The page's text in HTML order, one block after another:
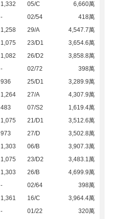
1,332 05/C
6,660萬
- 02/54
418萬
1,258 29/A
4,547.7萬
1,075 23/D1
3,654.6萬
1,082 26/D2
3,858.8萬
- 02/72
398萬
936 25/D1
3,289.9萬
1,264 27/A
4,307.9萬
483 07/S2
1,619.4萬
1,075 21/D1
3,512.6萬
973 27/D
3,502.8萬
1,303 06/B
3,907.3萬
1,075 23/D2
3,483.1萬
1,303 26/B
4,699.9萬
- 02/64
398萬
1,361 16/C
3,964.4萬
- 01/22
320萬